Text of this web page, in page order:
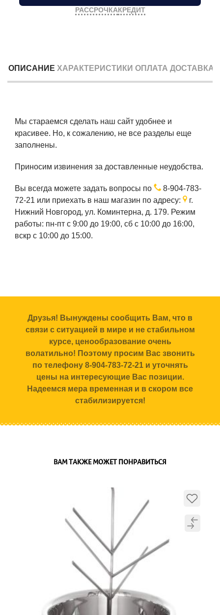
РАССРОЧКАКРЕДИТ
ОПИСАНИЕ ХАРАКТЕРИСТИКИ ОПЛАТА ДОСТАВКА
Мы стараемся сделать наш сайт удобнее и
красивее. Но, к сожалению, не все разделы еще
заполнены.
Приносим извинения за доставленные неудобства.
Вы всегда можете задать вопросы по
8-904-783-
72-21 или приехать в наш магазин по адресу:
г.
Нижний Новгород, ул. Коминтерна, д. 179. Режим
работы: пн-пт с 9:00 до 19:00, сб с 10:00 до 16:00,
вскр с 10:00 до 15:00.
Друзья! Вынуждены сообщить Вам, что в
связи с ситуацией в мире и не стабильном
курсе, ценообразование очень
волатильно! Поэтому просим Вас звонить
по телефону 8-904-783-72-21 и уточнять
цены на интересующие Вас позиции.
Надеемся мера временная и в скором все
стабилизируется!
ВАМ ТАКЖЕ МОЖЕТ ПОНРАВИТЬСЯ